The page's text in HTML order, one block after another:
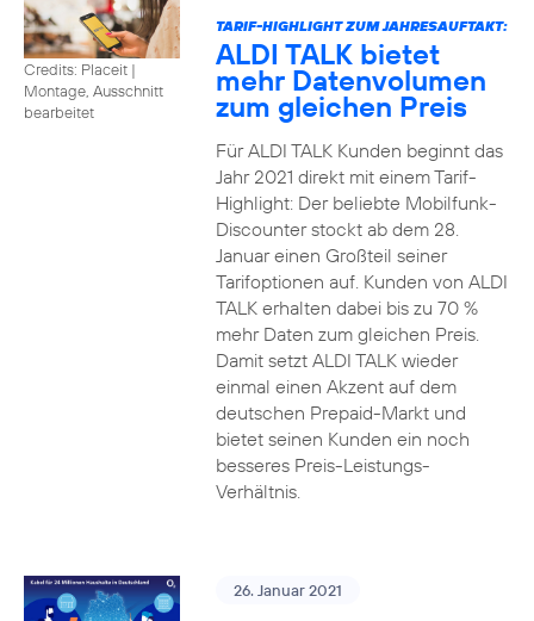
Credits: Placeit |
Montage, Ausschnitt
bearbeitet
TARIF-HIGHLIGHT ZUM JAHRESAUFTAKT:
ALDI TALK bietet
mehr Datenvolumen
zum gleichen Preis
Für ALDI TALK Kunden beginnt das
Jahr 2021 direkt mit einem Tarif-
Highlight: Der beliebte Mobilfunk-
Discounter stockt ab dem 28.
Januar einen Großteil seiner
Tarifoptionen auf. Kunden von ALDI
TALK erhalten dabei bis zu 70 %
mehr Daten zum gleichen Preis.
Damit setzt ALDI TALK wieder
einmal einen Akzent auf dem
deutschen Prepaid-Markt und
bietet seinen Kunden ein noch
besseres Preis-Leistungs-
Verhältnis.
26. Januar 2021